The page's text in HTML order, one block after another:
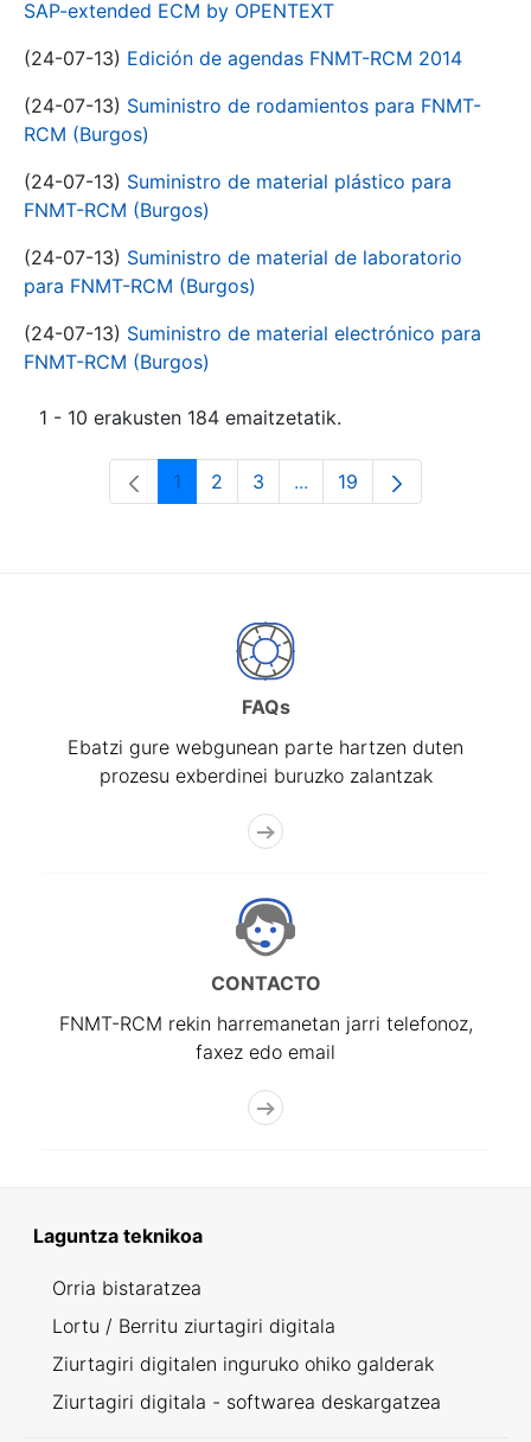
SAP-extended ECM by OPENTEXT
(24-07-13) Edición de agendas FNMT-RCM 2014
(24-07-13) Suministro de rodamientos para FNMT-
RCM (Burgos)
(24-07-13) Suministro de material plástico para
FNMT-RCM (Burgos)
(24-07-13) Suministro de material de laboratorio
para FNMT-RCM (Burgos)
(24-07-13) Suministro de material electrónico para
FNMT-RCM (Burgos)
1 - 10 erakusten 184 emaitzetatik.
Orrialdea
1 Orrialdea
2 Orrialdea
3 ...Intermediate Pages Use
Orrialdea
19
FAQs
Ebatzi gure webgunean parte hartzen duten
prozesu exberdinei buruzko zalantzak
CONTACTO
FNMT-RCM rekin harremanetan jarri telefonoz,
faxez edo email
Laguntza teknikoa
Orria bistaratzea
Lortu / Berritu ziurtagiri digitala
Ziurtagiri digitalen inguruko ohiko galderak
Ziurtagiri digitala - softwarea deskargatzea